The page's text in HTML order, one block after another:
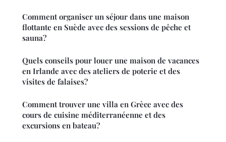
Comment organiser un séjour dans une maison
flottante en Suède avec des sessions de pêche et
sauna?
Quels conseils pour louer une maison de vacances
en Irlande avec des ateliers de poterie et des
visites de falaises?
Comment trouver une villa en Grèce avec des
cours de cuisine méditerranéenne et des
excursions en bateau?